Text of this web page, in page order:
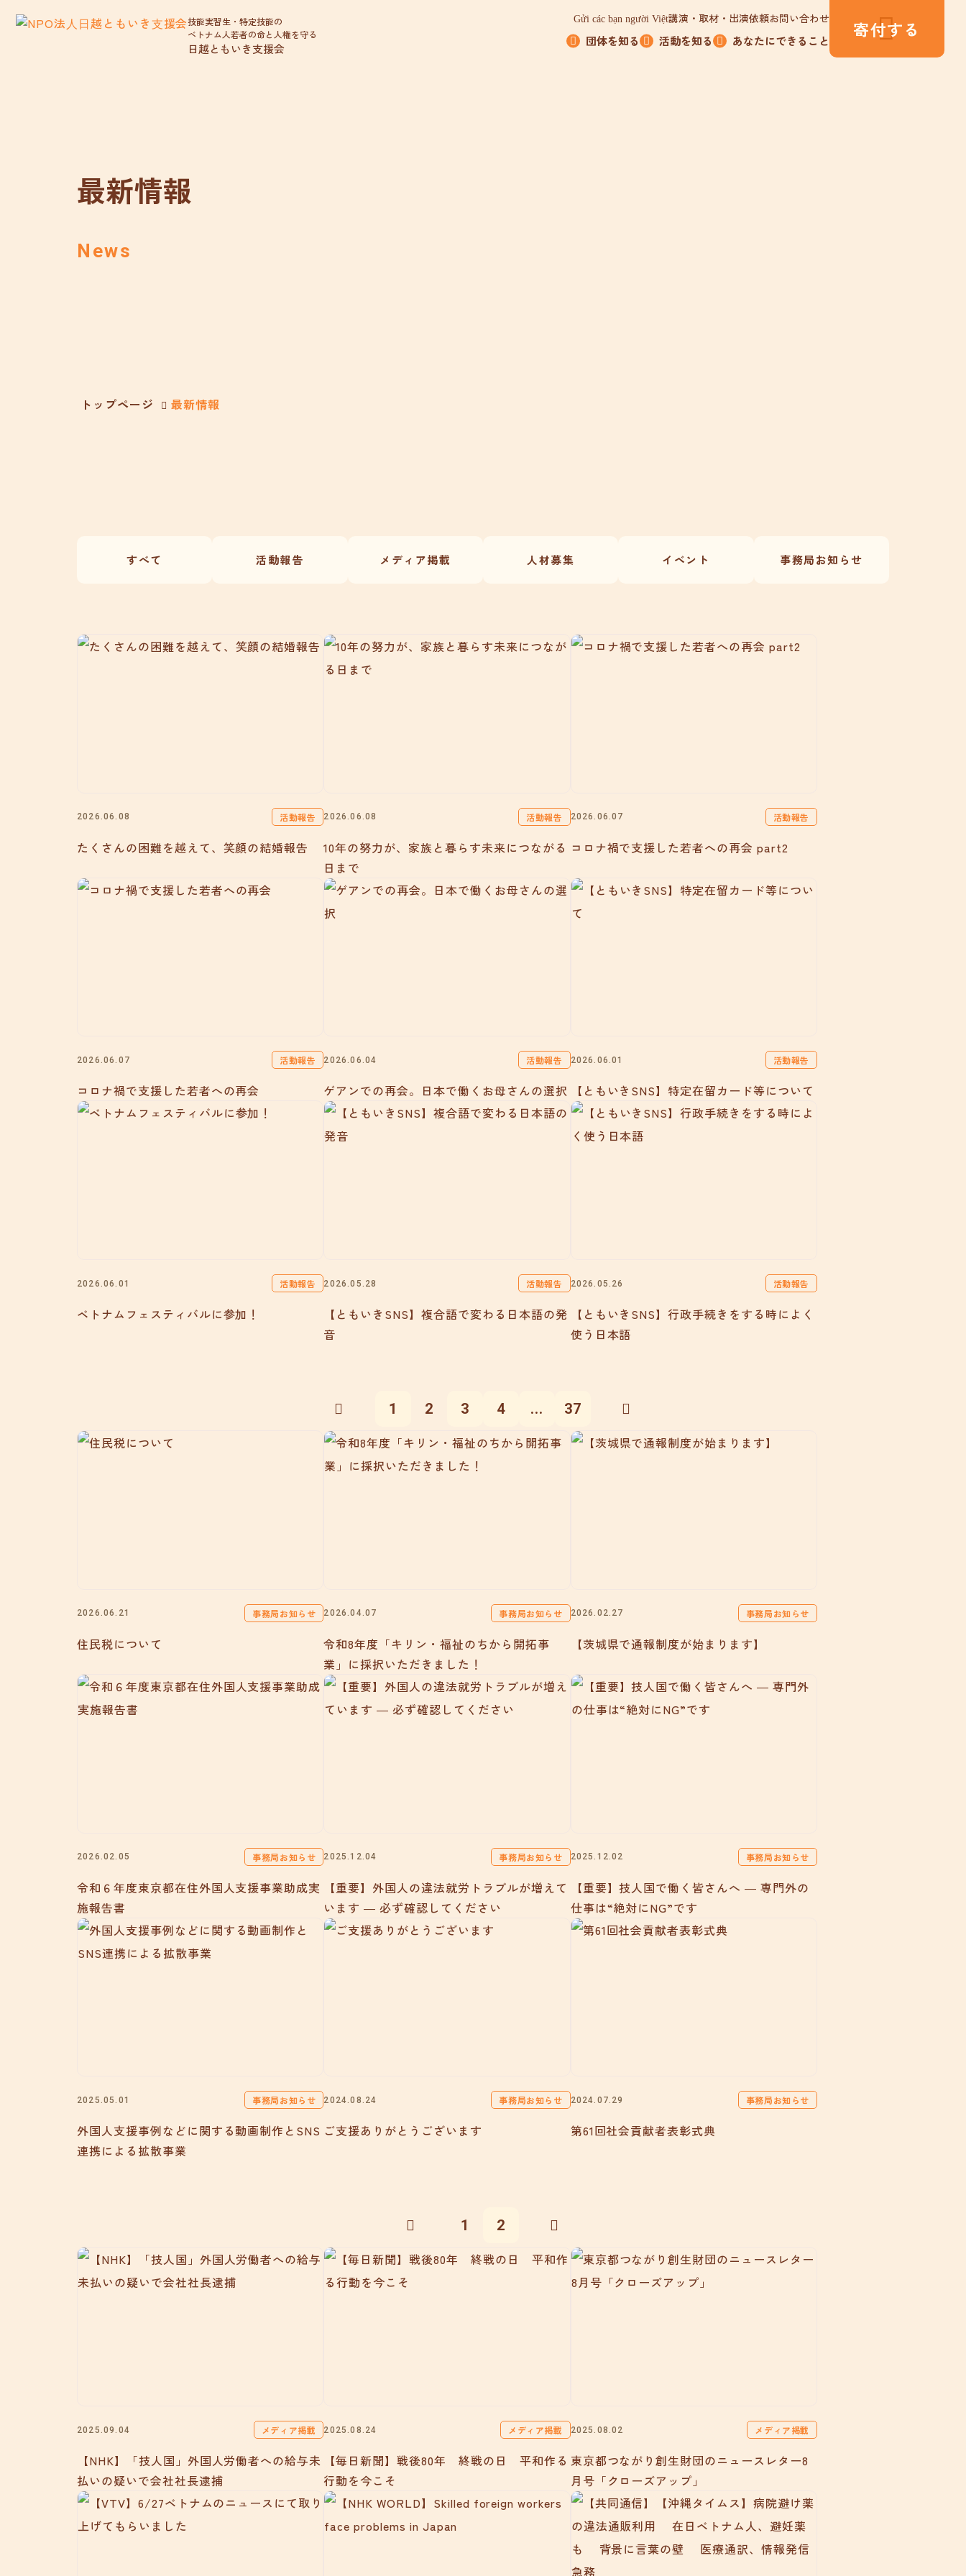
技能実習生・特定技能の
ベトナム人若者の命と人権を守る
日越ともいき支援会
Gửi các bạn người Việt講演・取材・出演依頼お問い合わせ
団体を知る 活動を知る あなたにできること
寄付する
最新情報
News
トップページ 最新情報
すべて 活動報告 メディア掲載 人材募集 イベント 事務局お知らせ
2026.06.08 活動報告
たくさんの困難を越えて、笑顔の結婚報告
2026.06.08 活動報告
10年の努力が、家族と暮らす未来につながる
日まで
2026.06.07 活動報告
コロナ禍で支援した若者への再会 part2
2026.06.07 活動報告
コロナ禍で支援した若者への再会
2026.06.04 活動報告
ゲアンでの再会。日本で働くお母さんの選択
2026.06.01 活動報告
【ともいきSNS】特定在留カード等について
2026.06.01 活動報告
ベトナムフェスティバルに参加！
2026.05.28 活動報告
【ともいきSNS】複合語で変わる日本語の発
音
2026.05.26 活動報告
【ともいきSNS】行政手続きをする時によく
使う日本語
1 2 3 4 ... 37
2026.06.21 事務局お知らせ
住民税について
2026.04.07 事務局お知らせ
令和8年度「キリン・福祉のちから開拓事
業」に採択いただきました！
2026.02.27 事務局お知らせ
【茨城県で通報制度が始まります】
2026.02.05 事務局お知らせ
令和６年度東京都在住外国人支援事業助成実
施報告書
2025.12.04 事務局お知らせ
【重要】外国人の違法就労トラブルが増えて
います ― 必ず確認してください
2025.12.02 事務局お知らせ
【重要】技人国で働く皆さんへ ― 専門外の
仕事は“絶対にNG”です
2025.05.01 事務局お知らせ
外国人支援事例などに関する動画制作とSNS
連携による拡散事業
2024.08.24 事務局お知らせ
ご支援ありがとうございます
2024.07.29 事務局お知らせ
第61回社会貢献者表彰式典
1 2
2025.09.04 メディア掲載
【NHK】「技人国」外国人労働者への給与未
払いの疑いで会社社長逮捕
2025.08.24 メディア掲載
【毎日新聞】戦後80年 終戦の日 平和作る
行動を今こそ
2025.08.02 メディア掲載
東京都つながり創生財団のニュースレター8
月号「クローズアップ」